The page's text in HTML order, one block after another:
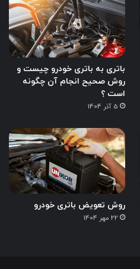
باتری به باتری خودرو چیست و
روش صحیح انجام آن چگونه
است ؟
5 آذر 1404
روش تعویض باتری خودرو
22 مهر 1404